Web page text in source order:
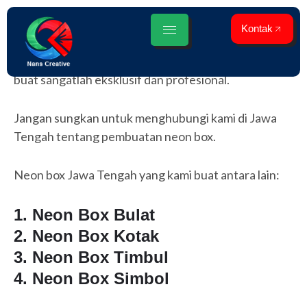
Lewati
konten
Kontak
Kami adalah pembuat neon box di jawa tengah yang
sangat profesional di bidangnya. Neon box yang kami
buat sangatlah eksklusif dan profesional.
Jangan sungkan untuk menghubungi kami di Jawa
Tengah tentang pembuatan neon box.
Neon box Jawa Tengah yang kami buat antara lain:
1. Neon Box Bulat
2. Neon Box Kotak
3. Neon Box Timbul
4. Neon Box Simbol